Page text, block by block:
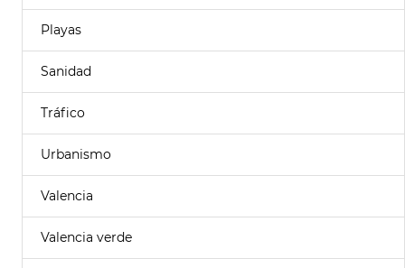
Playas
Sanidad
Tráfico
Urbanismo
Valencia
Valencia verde